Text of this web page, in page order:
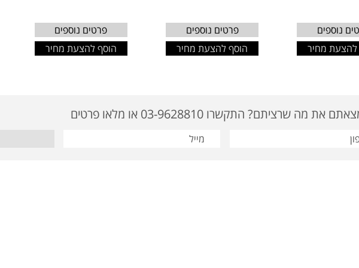
נוספים
להצעת מחיר
פרטים נוספים
הוסף להצעת מחיר
פרטים נוספים
הוסף להצעת מחיר
את מה שרציתם? התקשרו 03-9628810 או מלאו פרטים